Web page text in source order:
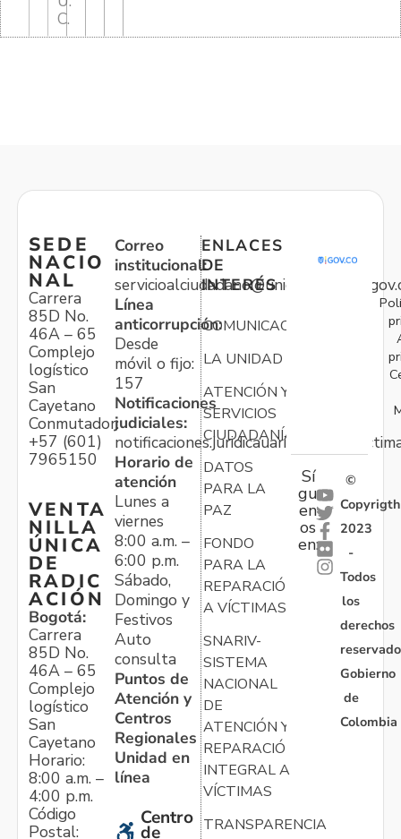
C.
SEDE
NACIO
NAL
Carrera
85D No.
46A – 65
Complejo
logístico
San
Cayetano
Conmutador:
+57 (601)
7965150
VENTA
NILLA
ÚNICA
DE
RADIC
ACIÓN
Bogotá:
Carrera
85D No.
46A – 65
Complejo
logístico
San
Cayetano
Horario:
8:00 a.m. –
4:00 p.m.
Código
Postal:
Correo
institucional:
Línea
anticorrupción:
Desde
móvil o fijo:
157
Notificaciones
judiciales:
Horario de
atención
Lunes a
viernes
8:00 a.m. –
6:00 p.m.
Sábado,
Domingo y
Festivos
Auto
consulta
Puntos de
Atención y
Centros
Regionales
Unidad en
línea
Centro
de
ENLACES
DE
INTERÉS
COMUNICACIONES
LA UNIDAD
ATENCIÓN Y
SERVICIOS
CIUDADANÍA
DATOS
PARA LA
PAZ
FONDO
PARA LA
REPARACIÓN
A VÍCTIMAS
SNARIV-
SISTEMA
NACIONAL
DE
ATENCIÓN Y
REPARACIÓN
INTEGRAL A
VÍCTIMAS
TRANSPARENCIA
Sí
gu
en
os
en:
©
Copyrigth
2023
-
Todos
los
derechos
Gobierno
de
Colombia